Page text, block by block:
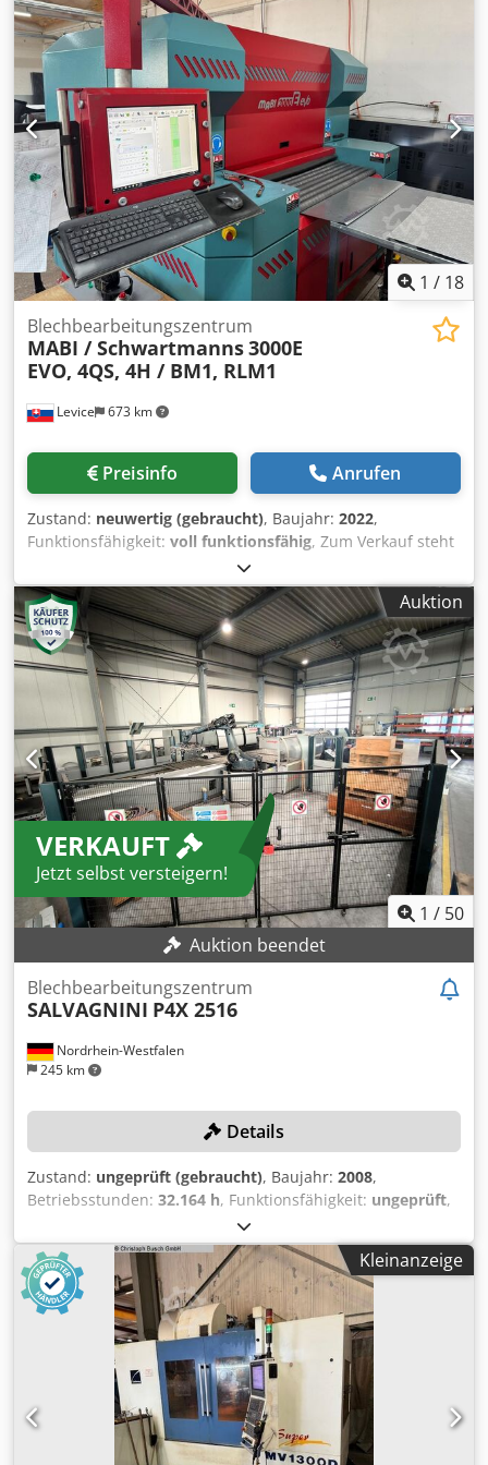
1 / 18
Levice 673 km
Blechbearbeitungszentrum
MABI / Schwartmanns3000E
EVO, 4QS, 4H / BM1, RLM1
Preisinfo Anrufen
Zustand: neuwertig (gebraucht), Baujahr: 2022,
Funktionsfähigkeit: voll funktionsfähig, Zum Verkauf steht
ein gepflegtes Maschinenpaket – alles aktuelle Modelle in
einwandfreiem Zustand. MABI 3000E EVO (2022) MABI 4QS
(2020) Dcedpezbrdpjfx Aatok MABI 4H (2020)
Schwartmanns BM 1 (2021) Schwartmanns RLM 1 (2021)
Bei Fragen oder Anfragen kontaktieren Sie uns gerne!
Auktion
VERKAUFT
Jetzt selbst versteigern!
1 / 50
Auktion beendet
Nordrhein-Westfalen
245 km
Blechbearbeitungszentrum
SALVAGNINI P4X 2516
Details
Zustand: ungeprüft (gebraucht), Baujahr: 2008,
Betriebsstunden: 32.164 h, Funktionsfähigkeit: ungeprüft,
Maschinen-/Fahrzeugnummer:
(max.):2 mm, Blechstärke Aluminium (max.):3 mm,
Werkstücklänge (max.):2.695 mm
, Werkstückbreite (max.):
1.524 mm
, Kein Mindestpreis - garantierter Verkauf zum
höchsten Gebot! Die Gebotsabgabe verpflichtet zur
fristgerechten Abholung zwischen dem 23.03.2026 und
dem 27.03.2026! Die Maschine verfügt auch über eine
Schneidfunktion (siehe Bilder)! TECHNISCHE DETAILS Max.
Zugfestigkeit Edelstahl: 600 N/mm² Blechstärken Edelstahl:
0,5 mm - 1,25 mm Typische Blechstärke Edelstahl: 1,0 mm
Max. Zugfestigkeit Stahl: 410 N/mm² Blechstärken Stahl:
Kleinanzeige